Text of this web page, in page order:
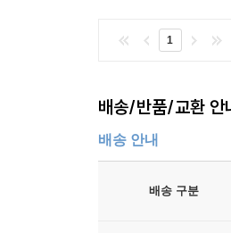
1
배송/반품/교환 안
배송 안내
배송 구분